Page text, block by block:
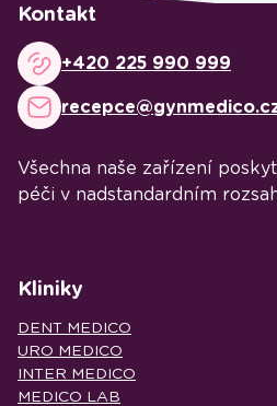
Kontakt
+420 225 990 999
Všechna naše zařízení
péči v nadstandardním
Kliniky
DENT MEDICO
URO MEDICO
INTER MEDICO
MEDICO LAB